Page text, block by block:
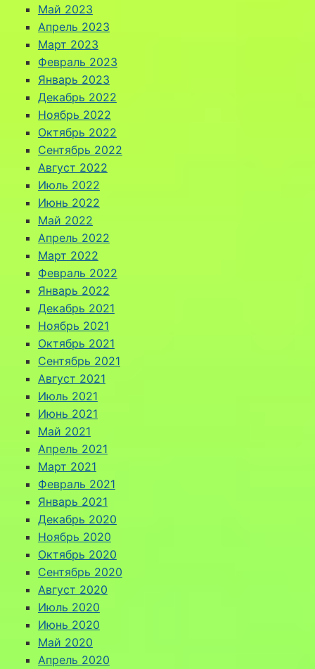
Май 2023
Апрель 2023
Март 2023
Февраль 2023
Январь 2023
Декабрь 2022
Ноябрь 2022
Октябрь 2022
Сентябрь 2022
Август 2022
Июль 2022
Июнь 2022
Май 2022
Апрель 2022
Март 2022
Февраль 2022
Январь 2022
Декабрь 2021
Ноябрь 2021
Октябрь 2021
Сентябрь 2021
Август 2021
Июль 2021
Июнь 2021
Май 2021
Апрель 2021
Март 2021
Февраль 2021
Январь 2021
Декабрь 2020
Ноябрь 2020
Октябрь 2020
Сентябрь 2020
Август 2020
Июль 2020
Июнь 2020
Май 2020
Апрель 2020